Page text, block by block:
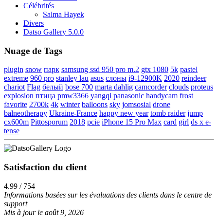
Célébrités
Salma Hayek
Divers
Datso Gallery 5.0.0
Nuage de Tags
plugin snow парк samsung ssd 950 pro m.2 gtx 1080 5k pastel
extreme 960 pro stanley lau asus слоны i9-12900K 2020 reindeer
chariot Flag белый bose 700 marta dahlig camcorder clouds proteus
explosion птица pmw3366 yangqi panasonic handycam frost
favorite 2700k 4k winter balloons sky jomsosial drone
balneotherapy Ukraine-France happy new year tomb raider jump
cx600m Pittosporum 2018 pcie iPhone 15 Pro Max card girl ds x e-
tense
Satisfaction du client
4.99 / 754
Informations basées sur les évaluations des clients dans le centre de
support
Mis à jour le août 9, 2026